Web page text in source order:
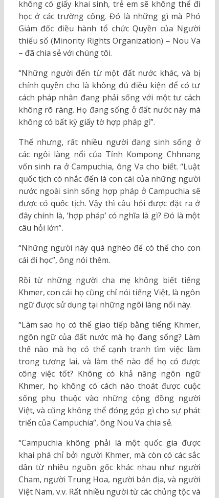
không có giấy khai sinh, trẻ em sẽ không thể đi
học ở các trường công. Đó là những gì mà Phó
Giám đốc điều hành tổ chức Quyền của Người
thiểu số (Minority Rights Organization) – Nou Va
– đã chia sẻ với chúng tôi.
“Những người đến từ một đất nước khác, và bị
chính quyền cho là không đủ điều kiện để có tư
cách pháp nhân đang phải sống với một tư cách
không rõ ràng. Họ đang sống ở đất nước này mà
không có bất kỳ giấy tờ hợp pháp gì”.
Thế nhưng, rất nhiều người đang sinh sống ở
các ngôi làng nổi của Tỉnh Kompong Chhnang
vốn sinh ra ở Campuchia, ông Va cho biết. “Luật
quốc tịch có nhắc đến là con cái của những người
nước ngoài sinh sống hợp pháp ở Campuchia sẽ
được có quốc tịch. Vậy thì câu hỏi được đặt ra ở
đây chính là, ‘hợp pháp’ có nghĩa là gì? Đó là một
câu hỏi lớn”.
“Những người này quá nghèo để có thể cho con
cái đi học”, ông nói thêm.
Rồi từ những người cha mẹ không biết tiếng
Khmer, con cái họ cũng chỉ nói tiếng Việt, là ngôn
ngữ được sử dụng tại những ngôi làng nổi này.
“Làm sao họ có thể giao tiếp bằng tiếng Khmer,
ngôn ngữ của đất nước mà họ đang sống? Làm
thế nào mà họ có thể cạnh tranh tìm việc làm
trong tương lai, và làm thế nào để họ có được
công việc tốt? Không có khả năng ngôn ngữ
Khmer, họ không có cách nào thoát được cuộc
sống phụ thuộc vào những cộng đồng người
Việt, và cũng không thể đóng góp gì cho sự phát
triển của Campuchia”, ông Nou Va chia sẻ.
“Campuchia không phải là một quốc gia được
khai phá chỉ bởi người Khmer, mà còn có các sắc
dân từ nhiều nguồn gốc khác nhau như người
Cham, người Trung Hoa, người bản địa, và người
Việt Nam, v.v. Rất nhiều người từ các chủng tộc và